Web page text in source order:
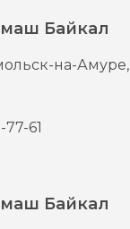
Байкал
на-Амуре,
61
Байкал